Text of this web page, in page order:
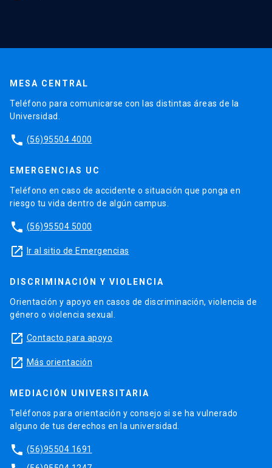
MESA CENTRAL
Teléfono para comunicarse con las distintas áreas de la
Universidad.
phone (56)95504 4000
EMERGENCIAS UC
Teléfono en caso de accidente o situación que ponga en
riesgo tu vida dentro de algún campus.
phone (56)95504 5000
launch Ir al sitio de Emergencias
DISCRIMINACIÓN Y VIOLENCIA
Orientación y apoyo en casos de discriminación, violencia de
género o violencia sexual.
launch Contacto para apoyo
launch Más orientación
MEDIACIÓN UNIVERSITARIA
Teléfonos para orientación y consejo si se ha vulnerado
alguno de tus derechos en la universidad.
phone (56)95504 1691